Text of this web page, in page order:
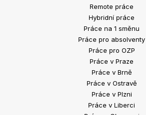
Remote práce
Hybridní práce
Práce na 1 směnu
Práce pro absolventy
Práce pro OZP
Práce v Praze
Práce v Brně
Práce v Ostravě
Práce v Plzni
Práce v Liberci